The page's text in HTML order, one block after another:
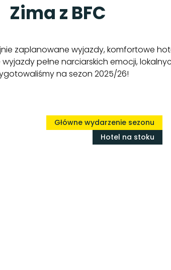
Zima z BFC
zaplanowane wyjazdy, komfortowe
pełne narciarskich emocji,
na sezon 2025/26!
Główne wydarzenie sezonu
Hotel na stoku